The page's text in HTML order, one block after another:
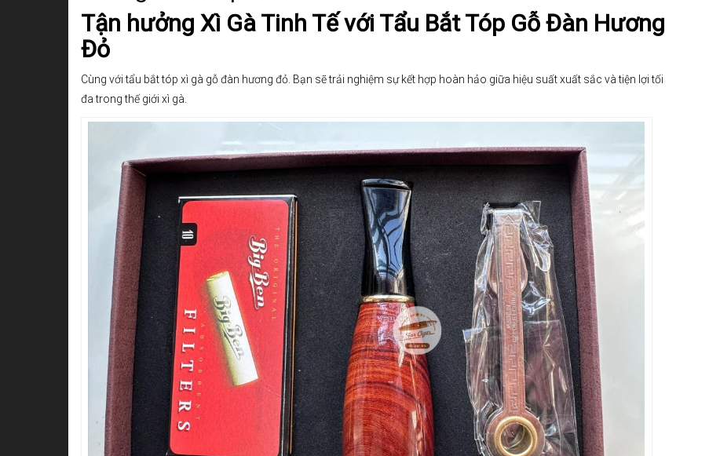
Tận hưởng Xì Gà Tinh Tế với Tẩu Bắt Tóp Gỗ Đàn Hương
Đỏ
Cùng với tẩu bắt tóp xì gà gỗ đàn hương đỏ. Bạn sẽ trải nghiệm sự kết hợp hoàn hảo giữa hiệu suất xuất sắc và tiện lợi tối
đa trong thế giới xì gà.